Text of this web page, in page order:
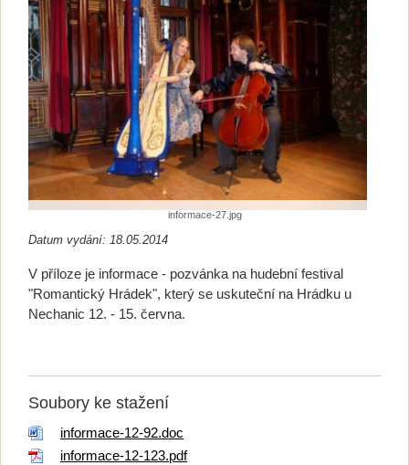
informace-27.jpg
Datum vydání: 18.05.2014
V příloze je informace - pozvánka na hudební festival
"Romantický Hrádek", který se uskuteční na Hrádku u
Nechanic 12. - 15. června.
Soubory ke stažení
informace-12-92.doc
informace-12-123.pdf